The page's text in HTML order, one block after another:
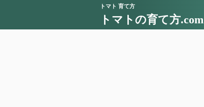
トマト 育て方
トマトの育て方.com